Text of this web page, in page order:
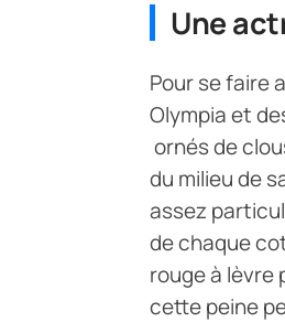
Une
Pour se faire
Olympia et
ornés de
du milieu de
assez
de chaque
rouge à lèvre
cette peine